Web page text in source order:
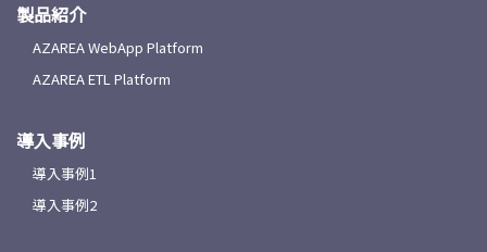
製品紹介
AZAREA WebApp Platform
AZAREA ETL Platform
導入事例
導入事例1
導入事例2